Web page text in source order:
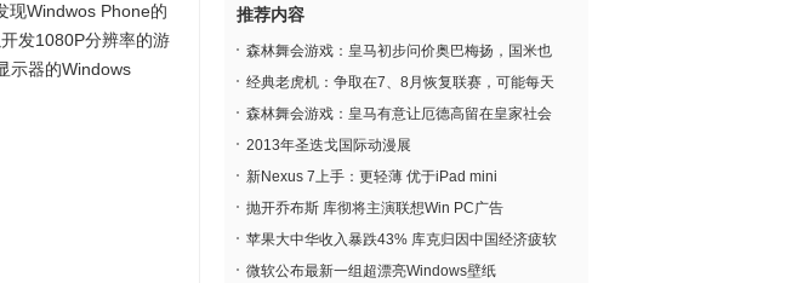
现Windwos Phone的
发1080P分辨率的游
示器的Windows
推荐内容
森林舞会游戏：皇马初步问价奥巴梅扬，国米也
经典老虎机：争取在7、8月恢复联赛，可能每天
森林舞会游戏：皇马有意让厄德高留在皇家社会
2013年圣迭戈国际动漫展
新Nexus 7上手：更轻薄 优于iPad mini
抛开乔布斯 库彻将主演联想Win PC广告
苹果大中华收入暴跌43% 库克归因中国经济疲软
微软公布最新一组超漂亮Windows壁纸